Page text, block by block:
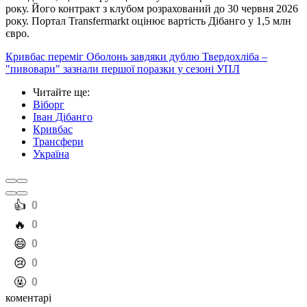
року. Його контракт з клубом розрахований до 30 червня 2026
року. Портал Transfermarkt оцінює вартість Дібанго у 1,5 млн
євро.
Кривбас переміг Оболонь завдяки дублю Твердохліба –
"пивовари" зазнали першої поразки у сезоні УПЛ
Читайте ще:
Віборг
Іван Дібанго
Кривбас
Трансфери
Україна
️👍 0
️🔥 0
️😄 0
️😢 0
️🤬 0
коментарі